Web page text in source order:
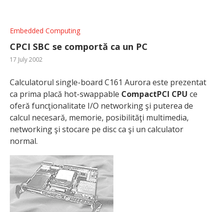
Embedded Computing
CPCI SBC se comportă ca un PC
17 July 2002
Calculatorul single-board C161 Aurora este prezentat
ca prima placă hot-swappable CompactPCI CPU ce
oferă funcţionalitate I/O networking şi puterea de
calcul necesară, memorie, posibilităţi multimedia,
networking şi stocare pe disc ca şi un calculator
normal.